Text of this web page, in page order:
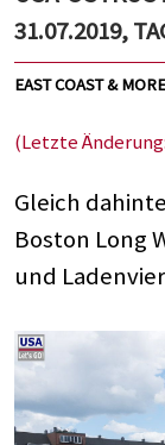
31.07.2019,
EAST COAST & MORE
(Letzte Änderung:
Gleich
Boston Long
und